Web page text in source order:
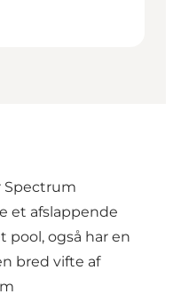
Spectrum
et afslappende
pool, også har en
bred vifte af